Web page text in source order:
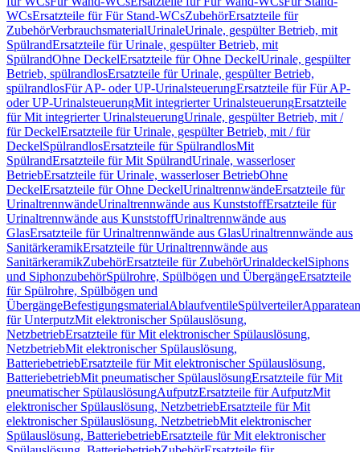
WCsErsatzteile für Für Stand-WCsZubehörErsatzteile für
ZubehörVerbrauchsmaterialUrinaleUrinale, gespülter Betrieb, mit
SpülrandErsatzteile für Urinale, gespülter Betrieb, mit
SpülrandOhne DeckelErsatzteile für Ohne DeckelUrinale, gespülter
Betrieb, spülrandlosErsatzteile für Urinale, gespülter Betrieb,
spülrandlosFür AP- oder UP-UrinalsteuerungErsatzteile für Für AP-
oder UP-UrinalsteuerungMit integrierter UrinalsteuerungErsatzteile
für Mit integrierter UrinalsteuerungUrinale, gespülter Betrieb, mit /
für DeckelErsatzteile für Urinale, gespülter Betrieb, mit / für
DeckelSpülrandlosErsatzteile für SpülrandlosMit
SpülrandErsatzteile für Mit SpülrandUrinale, wasserloser
BetriebErsatzteile für Urinale, wasserloser BetriebOhne
DeckelErsatzteile für Ohne DeckelUrinaltrennwändeErsatzteile für
UrinaltrennwändeUrinaltrennwände aus KunststoffErsatzteile für
Urinaltrennwände aus KunststoffUrinaltrennwände aus
GlasErsatzteile für Urinaltrennwände aus GlasUrinaltrennwände aus
SanitärkeramikErsatzteile für Urinaltrennwände aus
SanitärkeramikZubehörErsatzteile für ZubehörUrinaldeckelSiphons
und SiphonzubehörSpülrohre, Spülbögen und ÜbergängeErsatzteile
für Spülrohre, Spülbögen und
ÜbergängeBefestigungsmaterialAblaufventileSpülverteiler
für UnterputzMit elektronischer Spülauslösung,
NetzbetriebErsatzteile für Mit elektronischer Spülauslösung,
NetzbetriebMit elektronischer Spülauslösung,
BatteriebetriebErsatzteile für Mit elektronischer Spülauslösung,
BatteriebetriebMit pneumatischer SpülauslösungErsatzteile für Mit
pneumatischer SpülauslösungAufputzErsatzteile für AufputzMit
elektronischer Spülauslösung, NetzbetriebErsatzteile für Mit
elektronischer Spülauslösung, NetzbetriebMit elektronischer
Spülauslösung, BatteriebetriebErsatzteile für Mit elektronischer